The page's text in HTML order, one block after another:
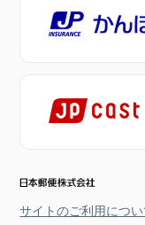
サイトのご利用につい